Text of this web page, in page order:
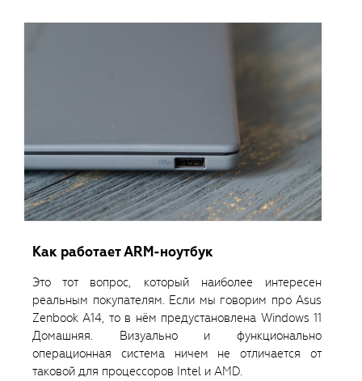
Как работает ARM-ноутбук
Это тот вопрос, который наиболее интересен
реальным покупателям. Если мы говорим про Asus
Zenbook A14, то в нём предустановлена Windows 11
Домашняя. Визуально и функционально
операционная система ничем не отличается от
таковой для процессоров Intel и AMD.